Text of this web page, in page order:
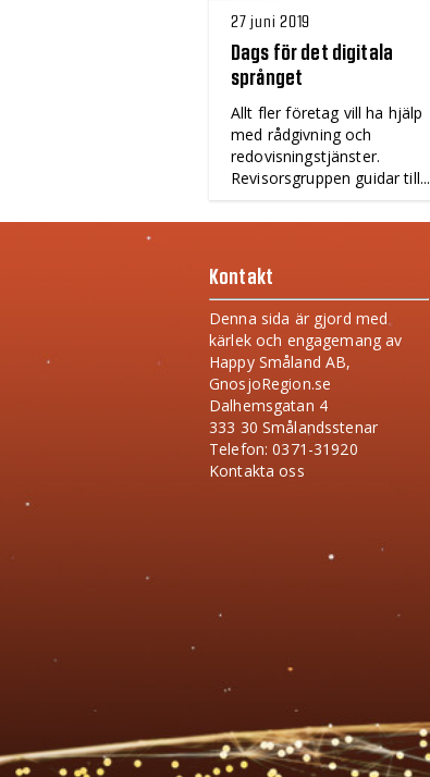
27 juni 2019
Dags för det digitala
språnget
Allt fler företag vill ha hjälp
med rådgivning och
redovisningstjänster.
Revisorsgruppen guidar till...
Kontakt
Denna sida är gjord med
kärlek och engagemang av
Happy Småland AB,
GnosjoRegion.se
Dalhemsgatan 4
333 30 Smålandsstenar
Telefon: 0371-31920
Kontakta oss